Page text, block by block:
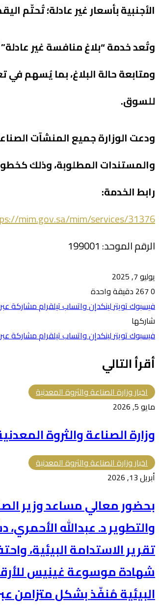
الأجنبية بأسعار غير عادلة؛ تُحتّم
وتُعد خدمة “بلاغ منافسة غير
ومتابعة حالة البلاغ، بما يُسهم في
للسوق.
ودعت الوزارة جميع المنشآت
والمستندات المطلوبة، وذلك كخطوة
رابط الخدمة:
mim.gov.sa/mim/services/31376/
الرقم الموحد: 199001
يوليو 7, 2025
0
دقيقة واحدة
فيسبوكتويترلينكدإنواتسابتيلقراممشاركة عبر
شاركها
فيسبوكتويترلينكدإنواتسابتيلقراممشاركة عبر
أقرأ التالي
اخبار وزارة الصناعة والثروة المعدنية
مايو 5, 2026
وزارة ⁧الصناعة والثروة المعدنية⁩ تصدر تقريرها السنوي لعام 2025
اخبار وزارة الصناعة والثروة المعدنية
أبريل 13, 2026
بحضور معالي مساعد وزير
والتطوير د. عبدالله
تقرير الاستدامة البيئية،
شهادة موسوعة غينيس
البيئية مُنفّذ بشكل متزامن